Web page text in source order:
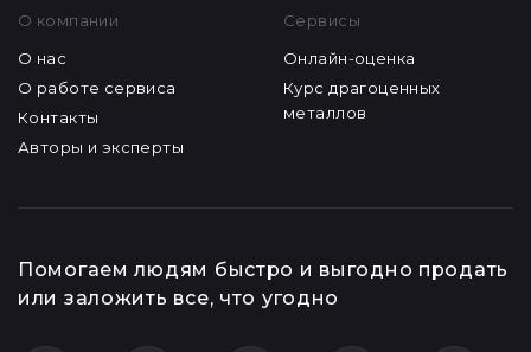
О компании
О нас
О работе сервиса
Контакты
Авторы и эксперты
Сервисы
Онлайн-оценка
Курс драгоценных
металлов
Помогаем людям быстро и выгодно продать
или заложить все, что угодно